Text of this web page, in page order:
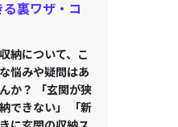
裏ワザ・コ
納について、こ
悩みや疑問はあ
か？ 「玄関が狭
できない」 「新